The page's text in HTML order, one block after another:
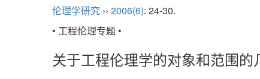
伦理学研究 ›› 2006(6): 24-30.
• 工程伦理专题 •
关于工程伦理学的对象和范围